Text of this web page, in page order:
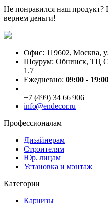
Не понравился наш
вернем деньги!
Офис: 119602, Москва,
Шоурум: Обнинск, ТЦ
1.7
Ежедневно: 09:00 - 19:00
+7 (499) 34 66 906
info@endecor.ru
Профессионалам
Дизайнерам
Строителям
Юр. лицам
Установка и монтаж
Категории
Карнизы